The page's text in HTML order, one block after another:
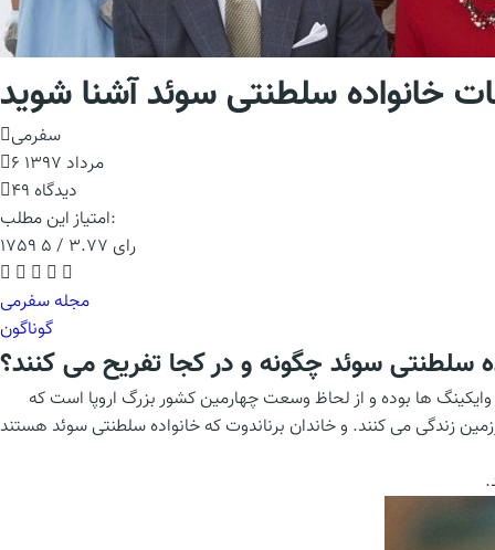
سفرمی
6 مرداد 1397
49 دیدگاه
امتیاز این مطلب:
1759 رای
مجله سفرمی
گوناگون
سلطنتی سوئد چگونه و در کجا تفریح می کنند؟
ها بوده و از لحاظ وسعت چهارمین کشور بزرگ اروپا است که
سرزمین زندگی می کنند. و خاندان برناندوت که خانواده سلطنتی سوئد هستند